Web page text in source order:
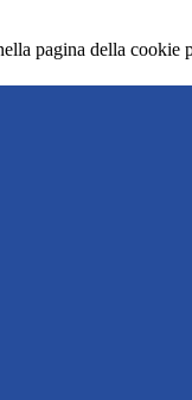
pagina della cookie